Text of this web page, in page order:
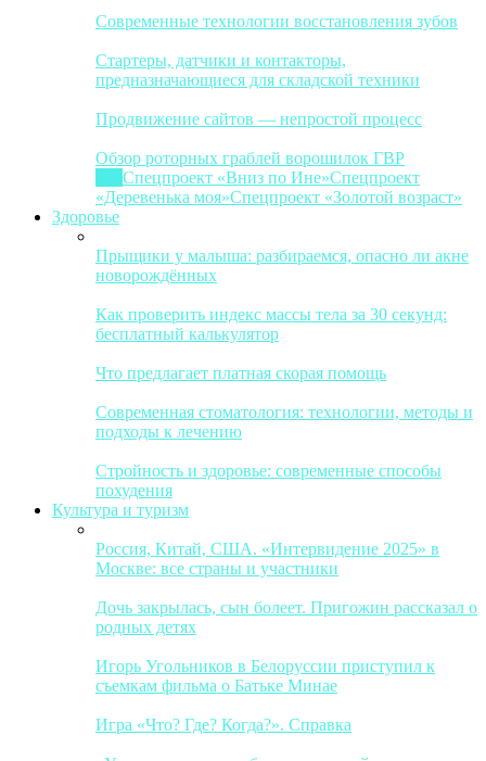
Современные технологии восстановления зубов
Стартеры, датчики и контакторы,
предназначающиеся для складской техники
Продвижение сайтов — непростой процесс
Обзор роторных граблей ворошилок ГВР
Спецпроект «Вниз по Ине»Спецпроект
«Деревенька моя»Спецпроект «Золотой возраст»
Здоровье
Прыщики у малыша: разбираемся, опасно ли акне
новорождённых
Как проверить индекс массы тела за 30 секунд:
бесплатный калькулятор
Что предлагает платная скорая помощь
Современная стоматология: технологии, методы и
подходы к лечению
Стройность и здоровье: современные способы
похудения
Культура и туризм
Россия, Китай, США. «Интервидение 2025» в
Москве: все страны и участники
Дочь закрылась, сын болеет. Пригожин рассказал о
родных детях
Игорь Угольников в Белоруссии приступил к
съемкам фильма о Батьке Минае
Игра «Что? Где? Когда?». Справка